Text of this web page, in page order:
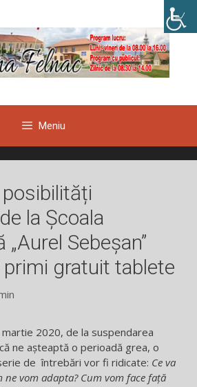
Meniu
la Școala
Sebeșan”
primi gratuit tablete
2020, de la suspendarea
ne așteaptă o perioadă grea, o
de întrebări vor fi ridicate: Ce va
ne vom adapta? Cum vom face față